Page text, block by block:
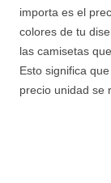
importa es el
colores de tu
las camisetas
Esto significa
precio unidad se